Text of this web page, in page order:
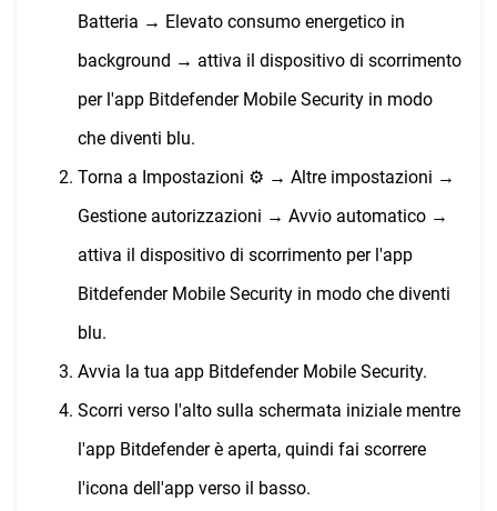
Batteria → Elevato consumo energetico in
background → attiva il dispositivo di scorrimento
per l'app Bitdefender Mobile Security in modo
che diventi blu.
Torna a Impostazioni ⚙︎ → Altre impostazioni →
Gestione autorizzazioni → Avvio automatico →
attiva il dispositivo di scorrimento per l'app
Bitdefender Mobile Security in modo che diventi
blu.
Avvia la tua app Bitdefender Mobile Security.
Scorri verso l'alto sulla schermata iniziale mentre
l'app Bitdefender è aperta, quindi fai scorrere
l'icona dell'app verso il basso.